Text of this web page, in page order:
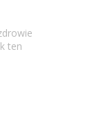
ten